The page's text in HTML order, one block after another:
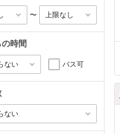
〜
時間
バス可